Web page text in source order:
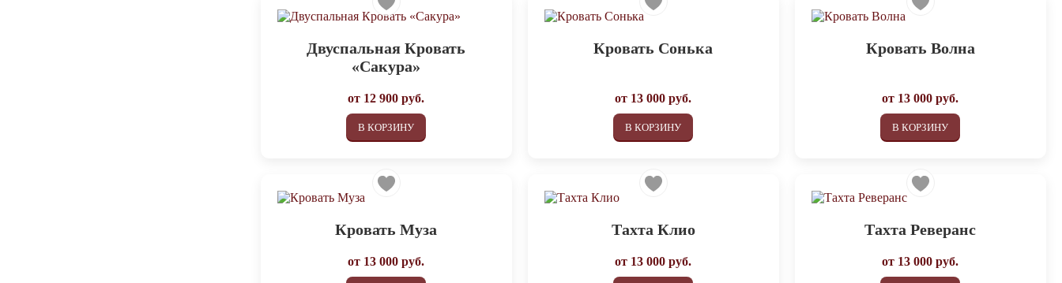
Двуспальная Кровать
«Сакура»
от 12 900 руб.
В КОРЗИНУ
Кровать Сонька
от 13 000 руб.
В КОРЗИНУ
Кровать Волна
от 13 000 руб.
В КОРЗИНУ
Кровать Муза
от 13 000 руб.
Тахта Клио
от 13 000 руб.
Тахта Реверанс
от 13 000 руб.